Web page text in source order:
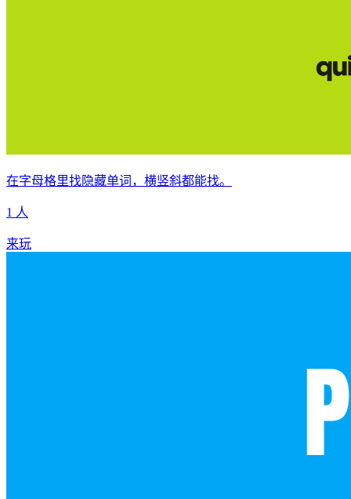
在字母格里找隐藏单词，横竖斜都能找。
1 人
来玩